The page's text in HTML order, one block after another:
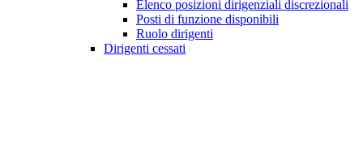
Elenco posizioni dirigenziali discrezionali
Posti di funzione disponibili
Ruolo dirigenti
Dirigenti cessati